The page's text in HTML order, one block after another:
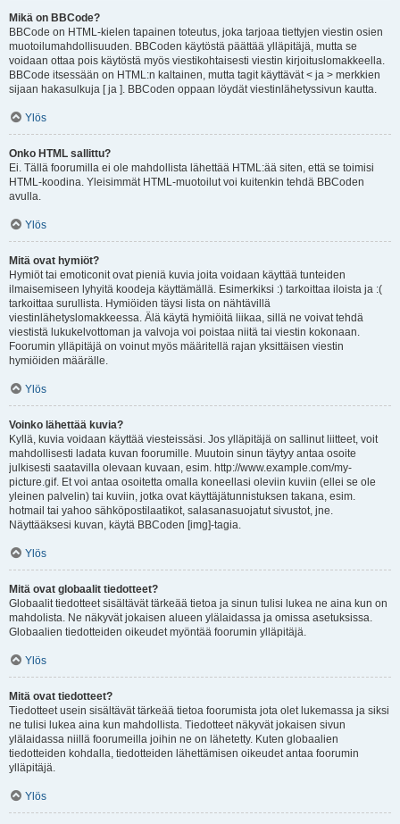
Mikä on BBCode?
BBCode on HTML-kielen tapainen toteutus, joka tarjoaa tiettyjen viestin osien
muotoilumahdollisuuden. BBCoden käytöstä päättää ylläpitäjä, mutta se
voidaan ottaa pois käytöstä myös viestikohtaisesti viestin kirjoituslomakkeella.
BBCode itsessään on HTML:n kaltainen, mutta tagit käyttävät < ja > merkkien
sijaan hakasulkuja [ ja ]. BBCoden oppaan löydät viestinlähetyssivun kautta.
Ylös
Onko HTML sallittu?
Ei. Tällä foorumilla ei ole mahdollista lähettää HTML:ää siten, että se toimisi
HTML-koodina. Yleisimmät HTML-muotoilut voi kuitenkin tehdä BBCoden
avulla.
Ylös
Mitä ovat hymiöt?
Hymiöt tai emoticonit ovat pieniä kuvia joita voidaan käyttää tunteiden
ilmaisemiseen lyhyitä koodeja käyttämällä. Esimerkiksi :) tarkoittaa iloista ja :(
tarkoittaa surullista. Hymiöiden täysi lista on nähtävillä
viestinlähetyslomakkeessa. Älä käytä hymiöitä liikaa, sillä ne voivat tehdä
viestistä lukukelvottoman ja valvoja voi poistaa niitä tai viestin kokonaan.
Foorumin ylläpitäjä on voinut myös määritellä rajan yksittäisen viestin
hymiöiden määrälle.
Ylös
Voinko lähettää kuvia?
Kyllä, kuvia voidaan käyttää viesteissäsi. Jos ylläpitäjä on sallinut liitteet, voit
mahdollisesti ladata kuvan foorumille. Muutoin sinun täytyy antaa osoite
julkisesti saatavilla olevaan kuvaan, esim. http://www.example.com/my-
picture.gif. Et voi antaa osoitetta omalla koneellasi oleviin kuviin (ellei se ole
yleinen palvelin) tai kuviin, jotka ovat käyttäjätunnistuksen takana, esim.
hotmail tai yahoo sähköpostilaatikot, salasanasuojatut sivustot, jne.
Näyttääksesi kuvan, käytä BBCoden [img]-tagia.
Ylös
Mitä ovat globaalit tiedotteet?
Globaalit tiedotteet sisältävät tärkeää tietoa ja sinun tulisi lukea ne aina kun on
mahdolista. Ne näkyvät jokaisen alueen ylälaidassa ja omissa asetuksissa.
Globaalien tiedotteiden oikeudet myöntää foorumin ylläpitäjä.
Ylös
Mitä ovat tiedotteet?
Tiedotteet usein sisältävät tärkeää tietoa foorumista jota olet lukemassa ja siksi
ne tulisi lukea aina kun mahdollista. Tiedotteet näkyvät jokaisen sivun
ylälaidassa niillä foorumeilla joihin ne on lähetetty. Kuten globaalien
tiedotteiden kohdalla, tiedotteiden lähettämisen oikeudet antaa foorumin
ylläpitäjä.
Ylös